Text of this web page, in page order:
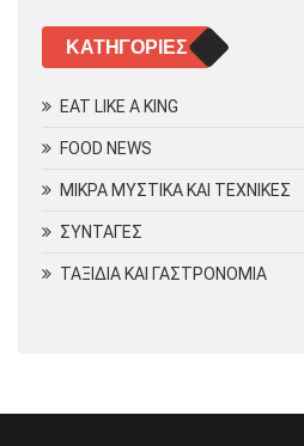
KΑΤΗΓΟΡΊΕΣ
EAT LIKE A KING
FOOD NEWS
ΜΙΚΡΑ ΜΥΣΤΙΚΑ ΚΑΙ ΤΕΧΝΙΚΕΣ
ΣΥΝΤΑΓΕΣ
ΤΑΞΙΔΙΑ ΚΑΙ ΓΑΣΤΡΟΝΟΜΙΑ